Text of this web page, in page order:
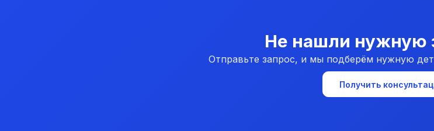
Не нашли нужную
Отправьте запрос, и мы подберём нужную
Получить